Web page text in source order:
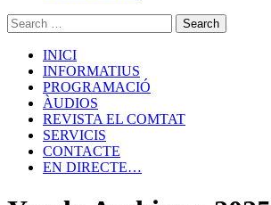
INICI
INFORMATIUS
PROGRAMACIÓ
ÀUDIOS
REVISTA EL COMTAT
SERVICIS
CONTACTE
EN DIRECTE…